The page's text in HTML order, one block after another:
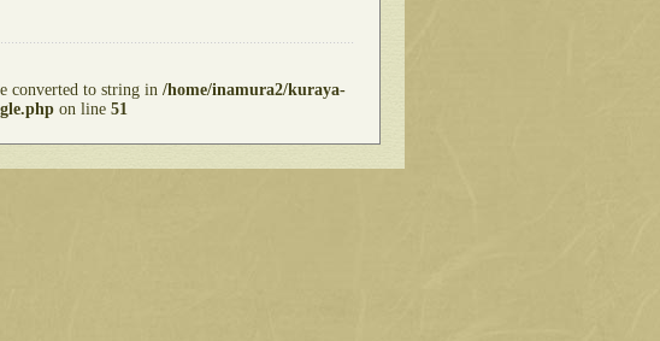
converted to string in /home/inamura2/kuraya-
on line 51